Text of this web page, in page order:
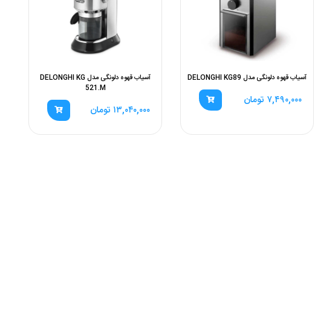
آسیاب قهوه دلونگی مدل DELONGHI KG89
تومان ۷,۴۹۰,۰۰۰
آسیاب قهوه دلونگی مدل DELONGHI KG
521.M
تومان ۱۳,۰۴۰,۰۰۰